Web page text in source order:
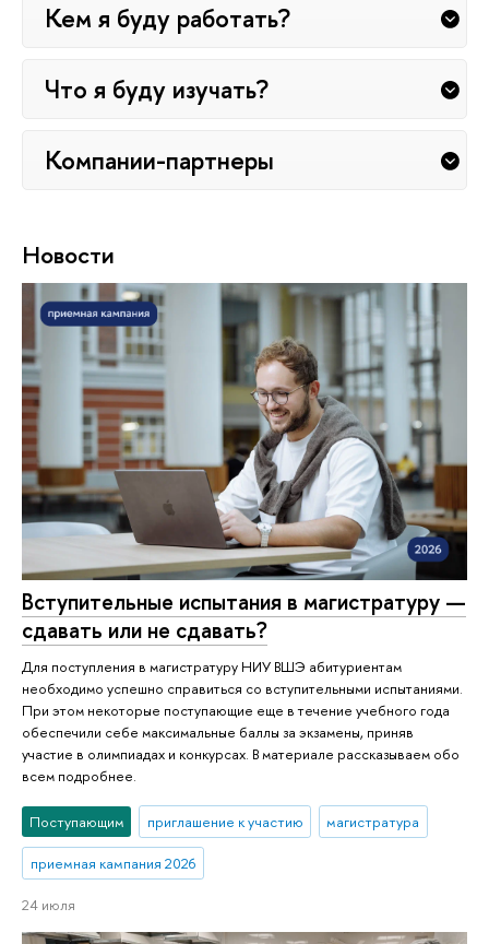
Кем я буду работать?
Что я буду изучать?
Компании-партнеры
Новости
Вступительные испытания в магистратуру —
сдавать или не сдавать?
Для поступления в магистратуру НИУ ВШЭ абитуриентам
необходимо успешно справиться со вступительными испытаниями.
При этом некоторые поступающие еще в течение учебного года
обеспечили себе максимальные баллы за экзамены, приняв
участие в олимпиадах и конкурсах. В материале рассказываем обо
всем подробнее.
Поступающим приглашение к участию магистратура
приемная кампания 2026
24 июля